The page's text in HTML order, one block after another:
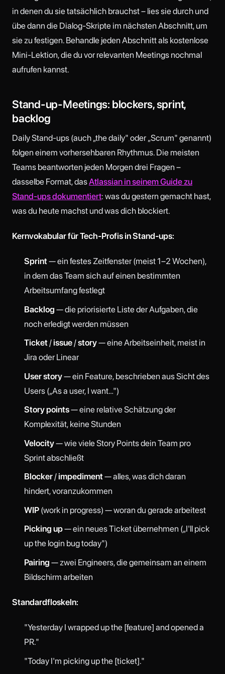
in denen du sie tatsächlich brauchst – lies sie durch und
übe dann die Dialog-Skripte im nächsten Abschnitt, um
sie zu festigen. Behandle jeden Abschnitt als kostenlose
Mini-Lektion, die du vor relevanten Meetings nochmal
aufrufen kannst.
Stand-up-Meetings: blockers, sprint,
backlog
Daily Stand-ups (auch „the daily" oder „Scrum" genannt)
folgen einem vorhersehbaren Rhythmus. Die meisten
Teams beantworten jeden Morgen drei Fragen –
dasselbe Format, dasAtlassian in seinem Guide zu
Stand-ups dokumentiert: was du gestern gemacht hast,
was du heute machst und was dich blockiert.
Kernvokabular für Tech-Profis in Stand-ups:
Sprint— ein festes Zeitfenster (meist 1–2 Wochen),
in dem das Team sich auf einen bestimmten
Arbeitsumfang festlegt
Backlog — die priorisierte Liste der Aufgaben, die
noch erledigt werden müssen
Ticket/issue/story— eine Arbeitseinheit, meist in
Jira oder Linear
User story— ein Feature, beschrieben aus Sicht des
Users („As a user, I want…")
Story points— eine relative Schätzung der
Komplexität, keine Stunden
Velocity— wie viele Story Points dein Team pro
Sprint abschließt
Blocker/impediment— alles, was dich daran
hindert, voranzukommen
WIP(work in progress) — woran du gerade arbeitest
Picking up— ein neues Ticket übernehmen („I'll pick
up the login bug today")
Pairing — zwei Engineers, die gemeinsam an einem
Bildschirm arbeiten
Standardfloskeln:
"Yesterday I wrapped up the [feature] and opened a
PR."
"Today I'm picking up the [ticket]."